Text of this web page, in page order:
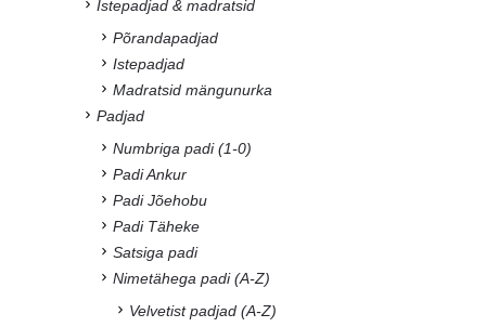
Istepadjad & madratsid
Põrandapadjad
Istepadjad
Madratsid mängunurka
Padjad
Numbriga padi (1-0)
Padi Ankur
Padi Jõehobu
Padi Täheke
Satsiga padi
Nimetähega padi (A-Z)
Velvetist padjad (A-Z)